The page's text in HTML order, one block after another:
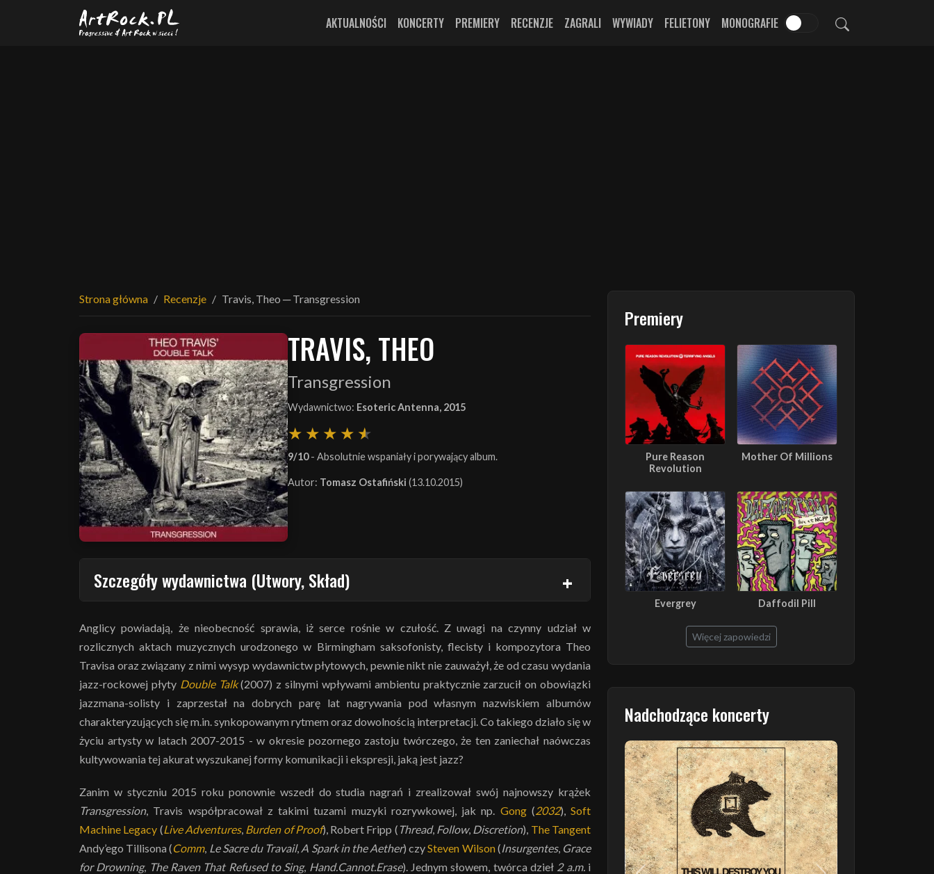
Przejdź do treści głównej
AKTUALNOŚCI KONCERTY PREMIERY RECENZJE ZAGRALI WYWIADY FELIETONY MONOGRAFIE
Strona główna Recenzje Travis, Theo ─ Transgression
TRAVIS, THEO
Transgression
Wydawnictwo: Esoteric Antenna, 2015
9/10- Absolutnie wspaniały i porywający album.
Autor: Tomasz Ostafiński (13.10.2015)
Szczegóły wydawnictwa (Utwory, Skład)
Anglicy powiadają, że nieobecność sprawia, iż serce rośnie w czułość. Z uwagi na czynny udział w
rozlicznych aktach muzycznych urodzonego w Birmingham saksofonisty, flecisty i kompozytora Theo
Travisa oraz związany z nimi wysyp wydawnictw płytowych, pewnie nikt nie zauważył, że od czasu wydania
jazz-rockowej płyty Double Talk(2007) z silnymi wpływami ambientu praktycznie zarzucił on obowiązki
jazzmana-solisty i zaprzestał na dobrych parę lat nagrywania pod własnym nazwiskiem albumów
charakteryzujących się m.in. synkopowanym rytmem oraz dowolnością interpretacji. Co takiego działo się w
życiu artysty w latach 2007-2015 - w okresie pozornego zastoju twórczego, że ten zaniechał naówczas
kultywowania tej akurat wyszukanej formy komunikacji i ekspresji, jaką jest jazz?
Zanim w styczniu 2015 roku ponownie wszedł do studia nagrań i zrealizował swój najnowszy krążek
Transgression, Travis współpracował z takimi tuzami muzyki rozrywkowej, jak np. Gong(2032), Soft
Machine Legacy (Live Adventures, Burden of Proof), Robert Fripp ( Thread, Follow, Discretion), The Tangent
Andy’ego Tillisona (Comm, Le Sacre du Travail, A Spark in the Aether) czySteven Wilson(Insurgentes, Grace
for Drowning, The Raven That Refused to Sing, Hand.Cannot.Erase). Jednym słowem, twórca dzieł 2 a.m.i
Premiery
Pure Reason
Revolution
Mother Of Millions
Evergrey Daffodil Pill
Więcej zapowiedzi
Nadchodzące koncerty
Poprzedni Następny